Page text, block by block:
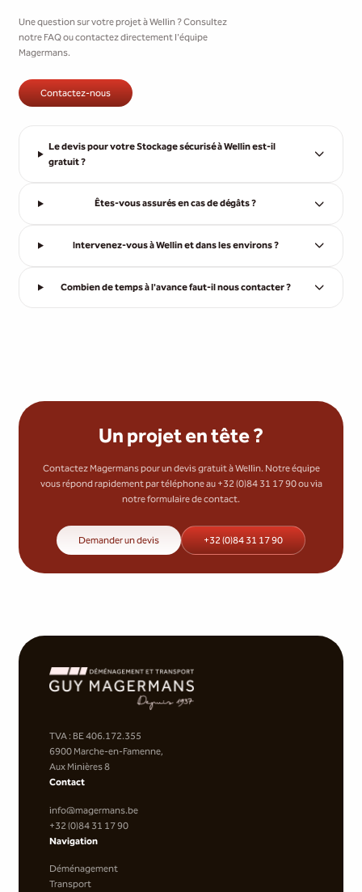
Une question sur votre projet à Wellin ? Consultez
notre FAQ ou contactez directement l'équipe
Magermans.
Contactez-nous
Le devis pour votre Stockage sécurisé à Wellin est-il
gratuit ?
Êtes-vous assurés en cas de dégâts ?
Intervenez-vous à Wellin et dans les environs ?
Combien de temps à l'avance faut-il nous contacter ?
Un projet en tête ?
Contactez Magermans pour un devis gratuit à Wellin. Notre équipe
vous répond rapidement par téléphone au +32 (0)84 31 17 90 ou via
notre formulaire de contact.
Demander un devis +32 (0)84 31 17 90
TVA : BE 406.172.355
6900 Marche-en-Famenne,
Aux Minières 8
Contact
info@magermans.be
+32 (0)84 31 17 90
Navigation
Déménagement
Transport